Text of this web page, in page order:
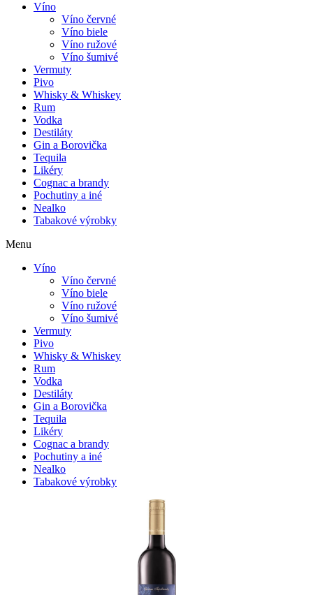
Víno
Víno červné
Víno biele
Víno ružové
Víno šumivé
Vermuty
Pivo
Whisky & Whiskey
Rum
Vodka
Destiláty
Gin a Borovička
Tequila
Likéry
Cognac a brandy
Pochutiny a iné
Nealko
Tabakové výrobky
Menu
Víno
Víno červné
Víno biele
Víno ružové
Víno šumivé
Vermuty
Pivo
Whisky & Whiskey
Rum
Vodka
Destiláty
Gin a Borovička
Tequila
Likéry
Cognac a brandy
Pochutiny a iné
Nealko
Tabakové výrobky